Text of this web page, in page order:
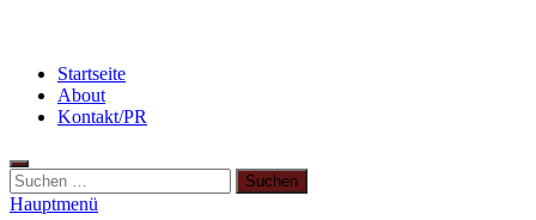
Startseite
About
Kontakt/PR
Hauptmenü